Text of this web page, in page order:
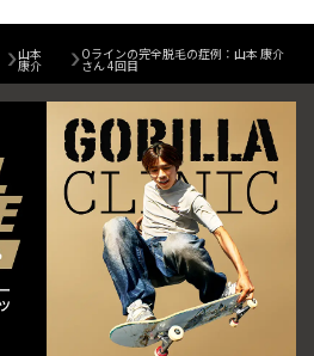
山本
康介
Oラインの完全脱毛の症例：山本 康介
さん 4回目